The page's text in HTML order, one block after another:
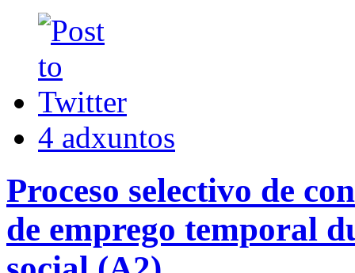
4 adxuntos
Proceso selectivo de
de emprego temporal